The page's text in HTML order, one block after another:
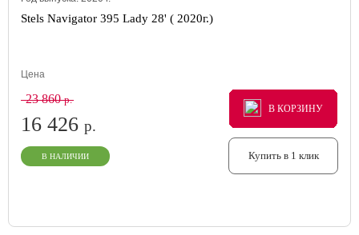
Stels Navigator 395 Lady 28' ( 2020г.)
Цена
23 860р.
16 426 р.
В НАЛИЧИИ
В КОРЗИНУ
В КОРЗИНУ
В КОРЗИНУ
Купить в 1 клик